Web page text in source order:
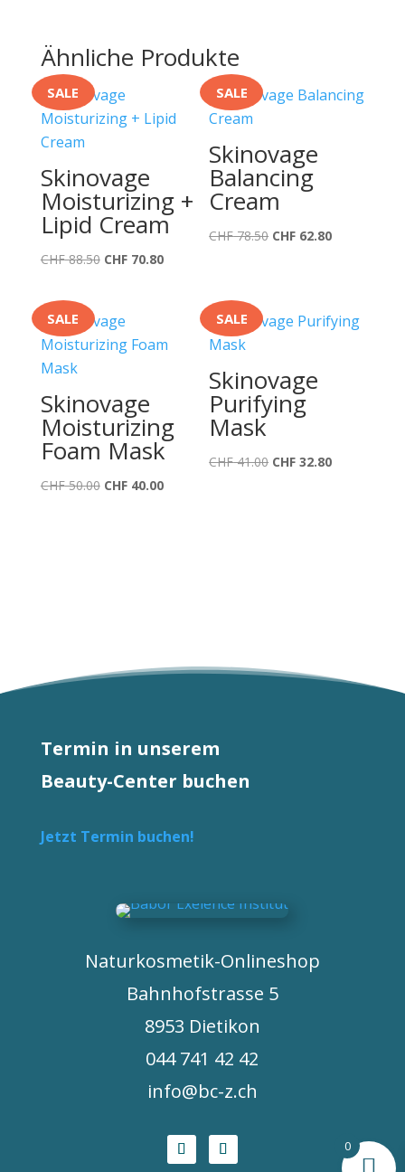
Ähnliche Produkte
SALE
Skinovage
Moisturizing +
Lipid Cream
CHF88.50 Ursprünglicher
CHF 88.50
CHF70.80Aktueller
CHF 70.80.
SALE
Skinovage
Balancing
Cream
CHF78.50 Ursprünglicher
CHF 62.80Aktueller
SALE
Skinovage
Moisturizing
Foam Mask
CHF50.00 Ursprünglicher
CHF40.00Aktueller
SALE
Skinovage
Purifying
Mask
CHF41.00 Ursprünglicher
CHF 32.80Aktueller
Termin in unserem
Beauty-Center buchen
Jetzt Termin buchen!
Naturkosmetik-Onlineshop
Bahnhofstrasse 5
8953 Dietikon
044 741 42 42
info@bc-z.ch
0